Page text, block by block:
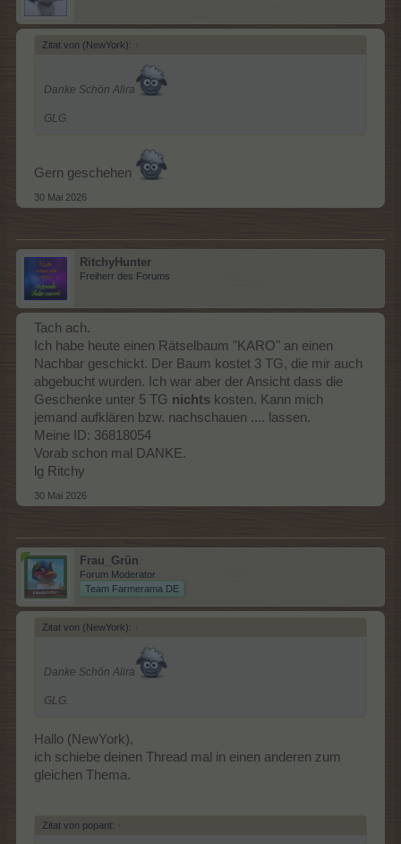
Zitat von (NewYork): ↑
Danke Schön Alira
GLG.
Gern geschehen
30 Mai 2026
RitchyHunter
Freiherr des Forums
Tach ach.
Ich habe heute einen Rätselbaum "KARO" an einen
Nachbar geschickt. Der Baum kostet 3 TG, die mir auch
abgebucht wurden. Ich war aber der Ansicht dass die
Geschenke unter 5 TG nichts kosten. Kann mich
jemand aufklären bzw. nachschauen .... lassen.
Meine ID: 36818054
Vorab schon mal DANKE.
lg Ritchy
30 Mai 2026
Frau_Grün
Forum Moderator
Team Farmerama DE
Zitat von (NewYork): ↑
Danke Schön Alira
GLG.
Hallo (NewYork),
ich schiebe deinen Thread mal in einen anderen zum
gleichen Thema.
Zitat von popant: ↑